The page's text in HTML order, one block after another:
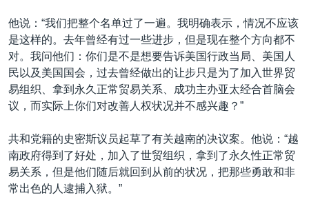
他说：“我们把整个名单过了一遍。我明确表示，情况不应该
是这样的。去年曾经有过一些进步，但是现在整个方向都不
对。我问他们：你们是不是想要告诉美国行政当局、美国人
民以及美国国会，过去曾经做出的让步只是为了加入世界贸
易组织、拿到永久正常贸易关系、成功主办亚太经合首脑会
议，而实际上你们对改善人权状况并不感兴趣？”
共和党籍的史密斯议员起草了有关越南的决议案。他说：“越
南政府得到了好处，加入了世贸组织，拿到了永久性正常贸
易关系，但是他们随后就回到从前的状况，把那些勇敢和非
常出色的人逮捕入狱。”